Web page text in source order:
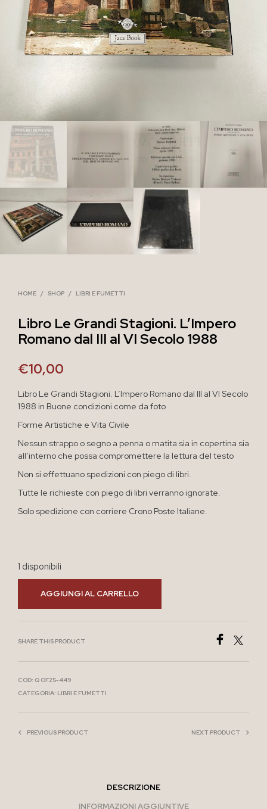
HOME / SHOP / LIBRI E FUMETTI
Libro Le Grandi Stagioni. L’Impero
Romano dal III al VI Secolo 1988
€10,00
Libro Le Grandi Stagioni. L’Impero Romano dal III al VI Secolo
1988 in Buone condizioni come da foto
Forme Artistiche e Vita Civile
Nessun strappo o segno a penna o matita sia in copertina sia
all’interno che possa compromettere la lettura del testo
Non si effettuano spedizioni con piego di libri.
Tutte le richieste con piego di libri verranno ignorate.
Solo spedizione con corriere Crono Poste Italiane.
1 disponibili
AGGIUNGI AL CARRELLO
SHARE THIS PRODUCT
COD: Q OF25-449
CATEGORIA: LIBRI E FUMETTI
PREVIOUS PRODUCT NEXT PRODUCT
DESCRIZIONE
INFORMAZIONI AGGIUNTIVE